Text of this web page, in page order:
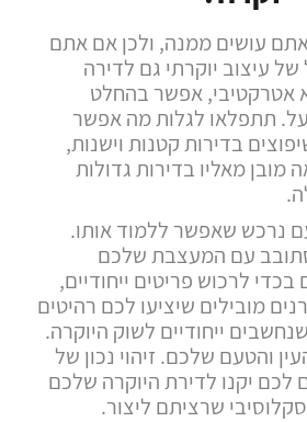
עושים ממנה, ולכן אם אתם
עיצוב יוקרתי גם לדירה
אטרקטיבי, אפשר בהחלט
תתפלאו לגלות מה אפשר
בדירות קטנות וישנות,
מאליו בדירות גדולות
נרכש שאפשר ללמוד אותו.
עם המעצבת שלכם
לרכוש פריטים ייחודיים,
מובילים שיציעו לכם רהיטים
ייחודיים לשוק היוקרה.
והטעם שלכם. זיהוי נכון של
לכם יקנו לדירת היוקרה שלכם
שרציתם ליצור.